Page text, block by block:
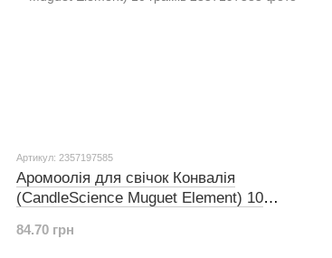
Артикул: 2357197585
Аромоолія для свічок Конвалія
(CandleScience Muguet Element) 10
84.70 грн